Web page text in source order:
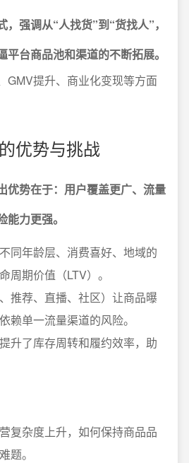
强调从“人找货”到“货找人”，
台商品池和渠道的不断拓展。
GMV提升、商业化变现等方面
优势与挑战
优势在于：用户覆盖更广、流量
力更强。
同年龄层、消费喜好、地域的
周期价值（LTV）。
推荐、直播、社区）让商品曝
赖单一流量渠道的风险。
升了库存周转和履约效率，助
复杂度上升，如何保持商品品
题。